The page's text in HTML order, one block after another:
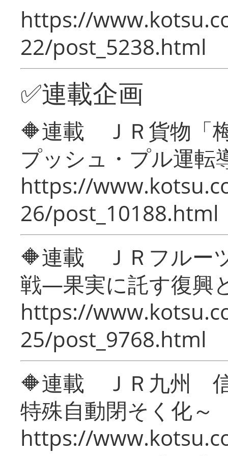
https://
22/post_5238.html
✅連載企画
🔶連載 ＪＲ貨物「
プッシュ・プル運転
https://
26/post_10188.html
🔶連載 ＪＲフルー
戦―果実に託す復興
https://
25/post_9768.html
🔶連載 ＪＲ九州 信
特殊自動閉そく化～
https://